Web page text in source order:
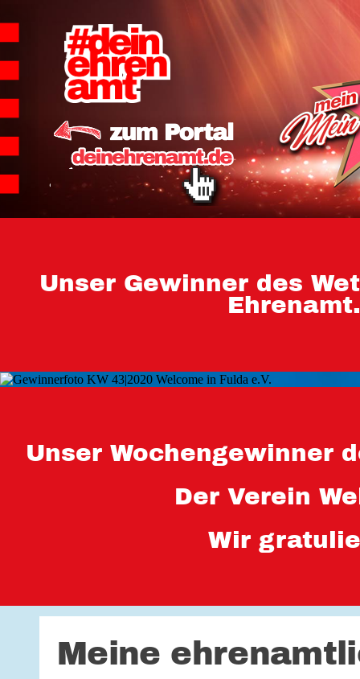
Hauptnavigation
Homepage |
Impressum
Datenschutz
Unser Gewinner des
Unser Wochengewinner
Der Verein
Wir
Meine